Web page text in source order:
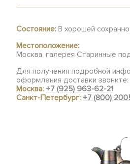
Состояние: В хорошей
Местоположение:
Москва, галерея Старинные
Для получения подробной
оформления доставки звоните:
Москва:+7 (925) 963-62-21
Санкт-Петербург:+7 (800)